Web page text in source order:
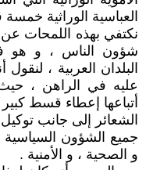
العباسية الوراثية
نكتفي بهذه اللمحات
شؤون الناس ، و هو
البلدان العربية ،
عليه في الراهن ،
أتباعها إعطاء قسط
الشعائر إلى جانب
جميع الشؤون السياسية و
و الصحية ، و الأمنية .